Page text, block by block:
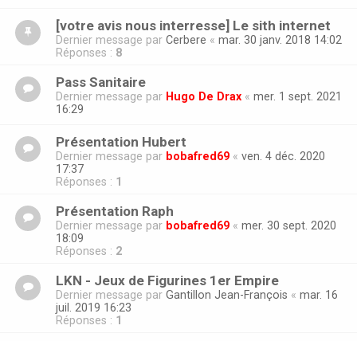
[votre avis nous interresse] Le sith internet
Dernier message par Cerbere « mar. 30 janv. 2018 14:02
Réponses : 8
Pass Sanitaire
Dernier message par Hugo De Drax « mer. 1 sept. 2021
16:29
Présentation Hubert
Dernier message par bobafred69 « ven. 4 déc. 2020
17:37
Réponses : 1
Présentation Raph
Dernier message par bobafred69 « mer. 30 sept. 2020
18:09
Réponses : 2
LKN - Jeux de Figurines 1er Empire
Dernier message par Gantillon Jean-François « mar. 16
juil. 2019 16:23
Réponses : 1